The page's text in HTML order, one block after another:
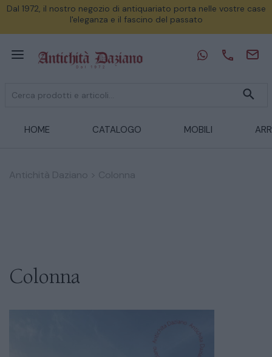
Dal 1972, il nostro negozio di antiquariato porta nelle vostre case
l'eleganza e il fascino del passato
HOME CATALOGO MOBILI
Antichità Daziano Colonna
Colonna